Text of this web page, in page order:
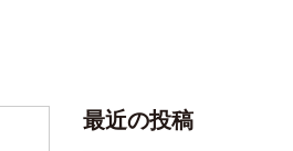
最近の投稿